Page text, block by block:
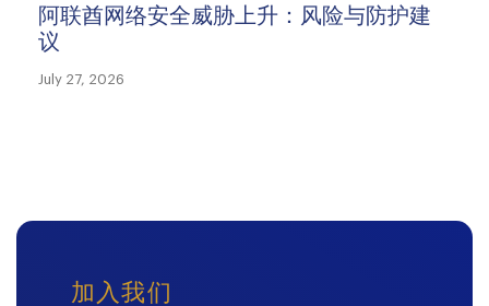
阿联酋网络安全威胁上升：风险与防护建
议
July 27, 2026
加入我们